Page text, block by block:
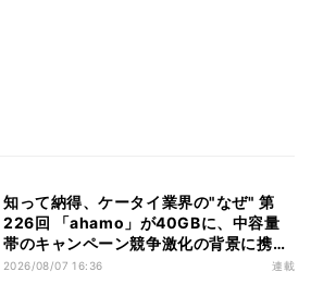
知って納得、ケータイ業界の"なぜ" 第
226回 「ahamo」が40GBに、中容量
帯のキャンペーン競争激化の背景に携帯
各社の“迷い”あり
2026/08/07 16:36 連載